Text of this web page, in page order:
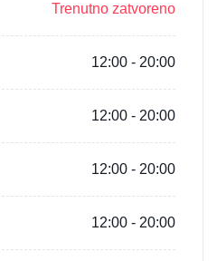
Trenutno zatvoreno
12:00 - 20:00
12:00 - 20:00
12:00 - 20:00
12:00 - 20:00